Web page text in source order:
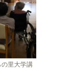
里大学講